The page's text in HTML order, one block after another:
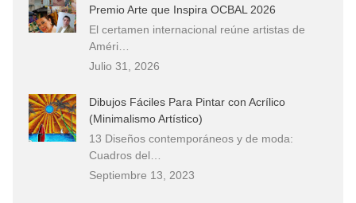
Premio Arte que Inspira OCBAL 2026
El certamen internacional reúne artistas de
Améri…
Julio 31, 2026
Dibujos Fáciles Para Pintar con Acrílico
(Minimalismo Artístico)
13 Diseños contemporáneos y de moda:
Cuadros del…
Septiembre 13, 2023